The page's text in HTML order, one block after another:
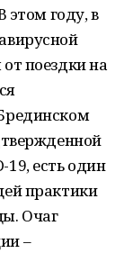
этом году, в
поездки на
19, есть один
практики
Очаг
–